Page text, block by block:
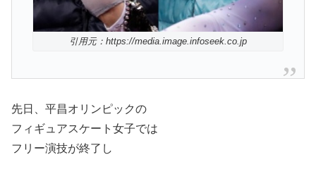
引用元：https://media.image.infoseek.co.jp
先日、平昌オリンピックの
フィギュアスケート女子では
フリー演技が終了し